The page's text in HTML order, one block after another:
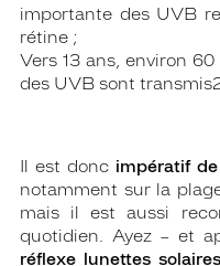
importante des UVB
rétine ;
Vers 13 ans, environ
des UVB sont
Il est donc impératif
notamment sur la
mais il est aussi
quotidien. Ayez – et
réflexe lunettes solaires